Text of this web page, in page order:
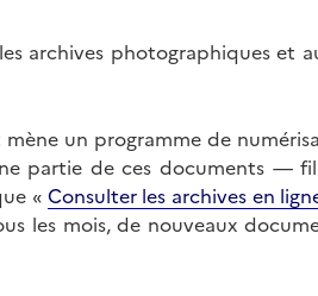
archives photographiques et
mène un programme de
partie de ces documents —
« Consulter les archives en
les mois, de nouveaux